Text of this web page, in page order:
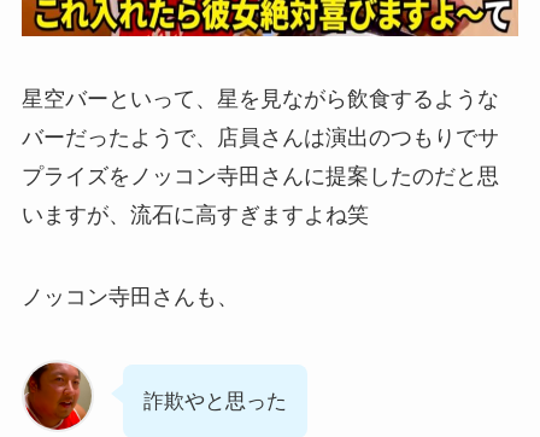
星空バーといって、星を見ながら飲食するような
バーだったようで、店員さんは演出のつもりでサ
プライズをノッコン寺田さんに提案したのだと思
いますが、流石に高すぎますよね笑
ノッコン寺田さんも、
詐欺やと思った